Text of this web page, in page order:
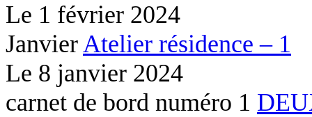
Le 1 février 2024
JanvierAtelier résidence – 1
Le 8 janvier 2024
carnet de bord numéro 1